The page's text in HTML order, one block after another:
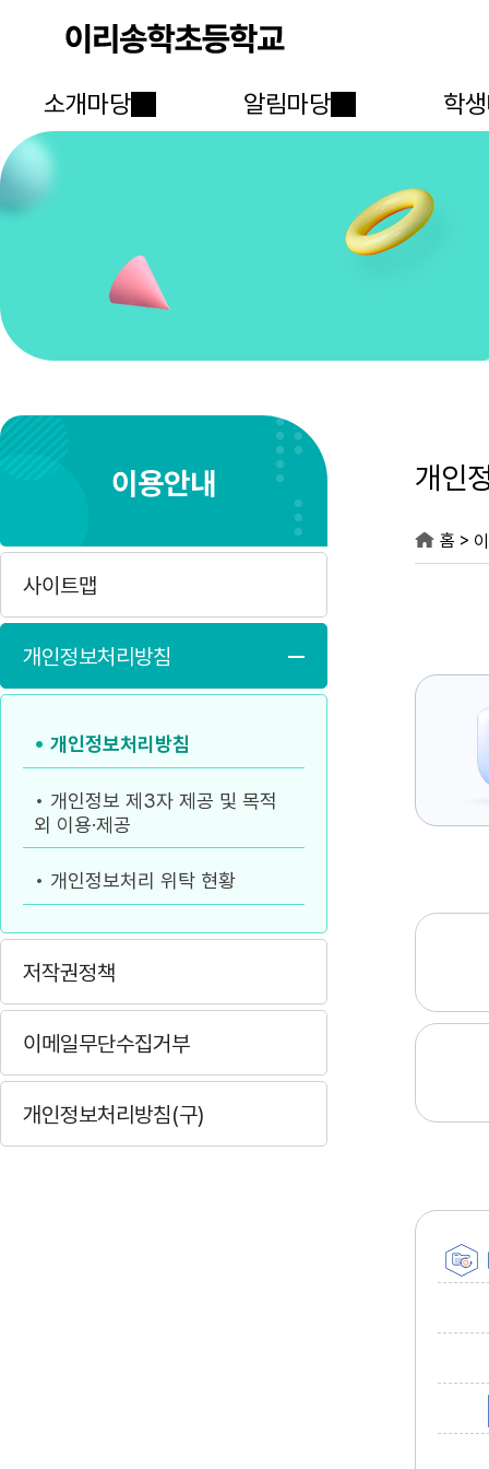
소개마당 알림마당 학
이용안내
사이트맵
개인정보처리방침
개인정보처리방침
개인정보 제3자 제공 및 목적
외 이용·제공
개인정보처리 위탁 현황
저작권정책
이메일무단수집거부
개인정보처리방침(구)
개인
홈 >